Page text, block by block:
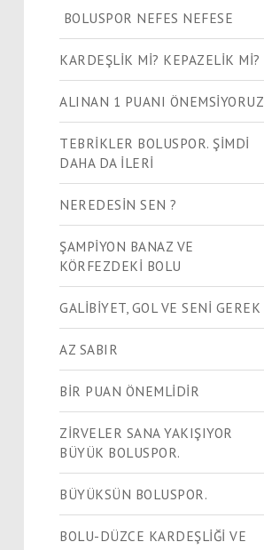
BOLUSPOR NEFES NEFESE
KARDEŞLİK Mİ? KEPAZELİK Mİ?
ALINAN 1 PUANI ÖNEMSİYORUZ
TEBRİKLER BOLUSPOR. ŞİMDİ
DAHA DA İLERİ
NEREDESİN SEN ?
ŞAMPİYON BANAZ VE
KÖRFEZDEKİ BOLU
GALİBİYET, GOL VE SENİ GEREK
AZ SABIR
BİR PUAN ÖNEMLİDİR
ZİRVELER SANA YAKIŞIYOR
BÜYÜK BOLUSPOR.
BÜYÜKSÜN BOLUSPOR.
BOLU-DÜZCE KARDEŞLİĞİ VE